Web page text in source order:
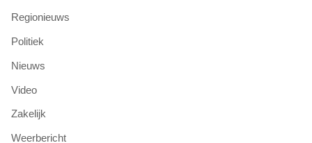
Regionieuws
Politiek
Nieuws
Video
Zakelijk
Weerbericht